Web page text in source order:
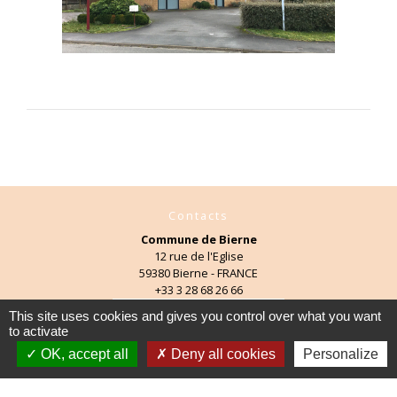
Contacts
Commune de Bierne
12 rue de l'Eglise
59380 Bierne - FRANCE
+33 3 28 68 26 66
Contact par formulaire
This site uses cookies and gives you control over what you want
to activate
OK, accept all
Deny all cookies Personalize